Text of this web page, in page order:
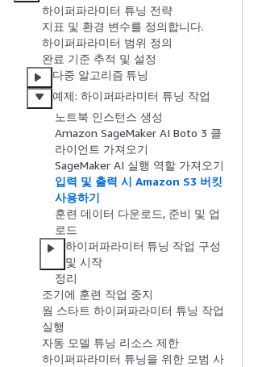
하이퍼파라미터 튜닝 전략
지표 및 환경 변수를 정의합니다.
하이퍼파라미터 범위 정의
완료 기준 추적 및 설정
다중 알고리즘 튜닝
예제: 하이퍼파라미터 튜닝 작업
노트북 인스턴스 생성
Amazon SageMaker AI Boto 3 클
라이언트 가져오기
SageMaker AI 실행 역할 가져오기
입력 및 출력 시 Amazon S3 버킷
사용하기
훈련 데이터 다운로드, 준비 및 업
로드
하이퍼파라미터 튜닝 작업 구성
및 시작
정리
조기에 훈련 작업 중지
웜 스타트 하이퍼파라미터 튜닝 작업
실행
자동 모델 튜닝 리소스 제한
하이퍼파라미터 튜닝을 위한 모범 사